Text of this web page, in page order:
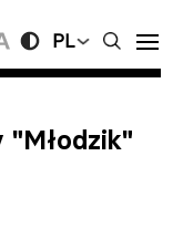
PL
"Młodzik"